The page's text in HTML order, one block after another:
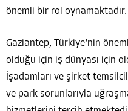
önemli bir rol oynamaktadır.
Gaziantep, Türkiye’nin
olduğu için iş dünyası için
İşadamları ve şirket
ve park sorunlarıyla